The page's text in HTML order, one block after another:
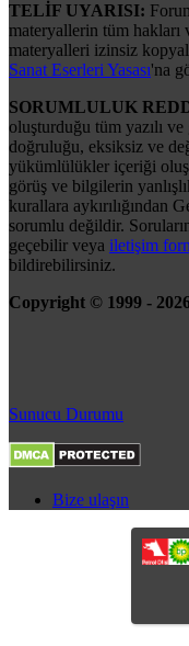
TELİF UYARISI:
materyallerin tüm hakları
materyalleri izinsiz
Sanat Eserleri Yasası'na
SORUMLULUK
oluşturduğu tüm yazılı
doğruluğu, eksiksiz ve
yükümlülükler içeriği
görüş ve bilgilerin
kurallara aykırılığından
sorumlu değildir.
geçebilir veya iletişim
bildirebilirsiniz.
Copyright © 1999 -
Sunucu Durumu
Bize ulaşın